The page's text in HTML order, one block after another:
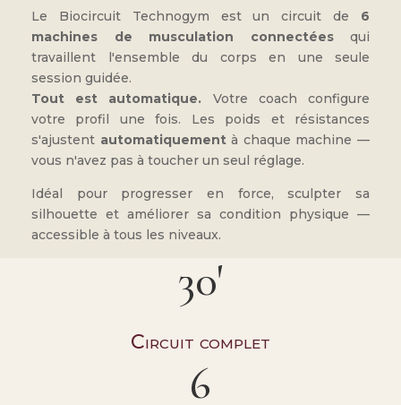
Le Biocircuit Technogym est un circuit de 6
machines de musculation connectéesqui
travaillent l'ensemble du corps en une seule
session guidée.
Tout est automatique. Votre coach configure
votre profil une fois. Les poids et résistances
s'ajustent automatiquementà chaque machine —
vous n'avez pas à toucher un seul réglage.
Idéal pour progresser en force, sculpter sa
silhouette et améliorer sa condition physique —
accessible à tous les niveaux.
30'
Circuit complet
6